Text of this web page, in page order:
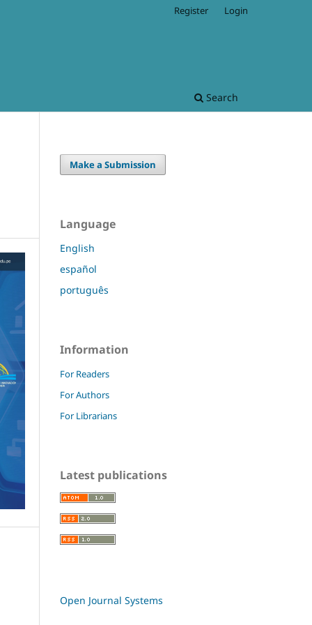
Search
Register Login
Make a Submission
Language
English
español
português
Information
For Readers
For Authors
For Librarians
Latest publications
Open Journal Systems